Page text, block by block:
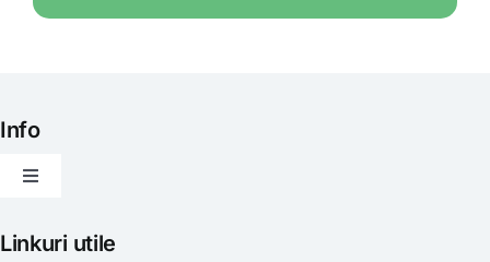
Info
Toggle
Articole
Linkuri utile